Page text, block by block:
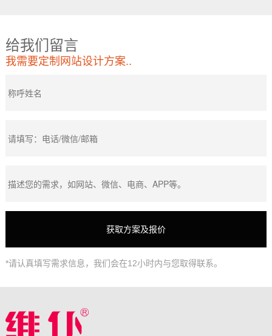
给我们留言
我需要定制网站设计方案..
*请认真填写需求信息，我们会在12小时内与您取得联系。